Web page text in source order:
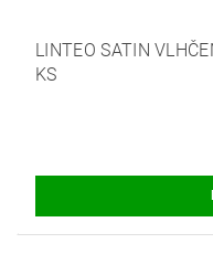
LINTEO SATIN
KS